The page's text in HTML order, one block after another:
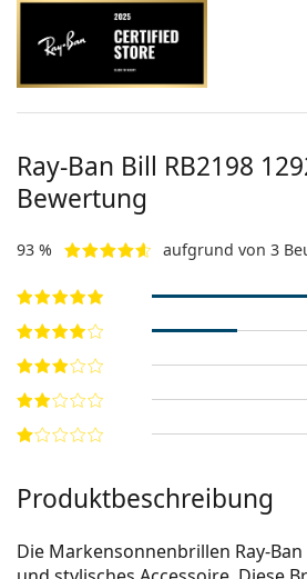
Ray-Ban Bill RB2198
Bewertung
93 % aufgrund von 3
Produktbeschreibung
Die Markensonnenbrillen Ray-